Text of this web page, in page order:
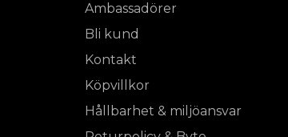
Ambassadörer
Bli kund
Kontakt
Köpvillkor
Hållbarhet & miljöansvar